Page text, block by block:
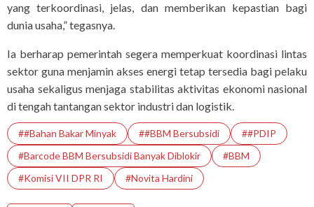
yang terkoordinasi, jelas, dan memberikan kepastian bagi
dunia usaha,” tegasnya.
Ia berharap pemerintah segera memperkuat koordinasi lintas
sektor guna menjamin akses energi tetap tersedia bagi pelaku
usaha sekaligus menjaga stabilitas aktivitas ekonomi nasional
di tengah tantangan sektor industri dan logistik.
##bahan Bakar Minyak ##BBM Bersubsidi
##PDIP
#Barcode BBM Bersubsidi Banyak Diblokir
#BBM
#Komisi VII DPR RI
#Novita Hardini